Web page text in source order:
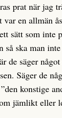
prat när jag
var en allmän
sätt som inte
så ska man
de säger
Säger de
konstige
jämlikt eller